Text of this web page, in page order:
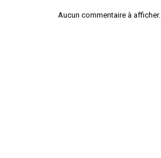
Aucun commentaire à afficher.